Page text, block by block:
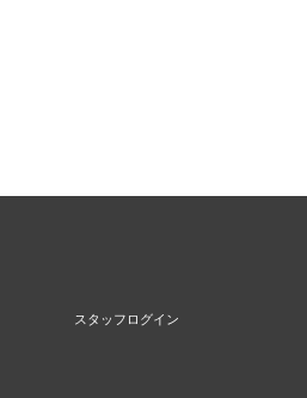
スタッフログイン